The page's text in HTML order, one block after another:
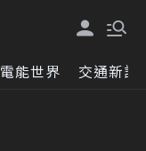
電能世界 交通新訊